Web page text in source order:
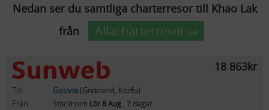
Nedan ser du samtliga charterresor till Khao Lak
från
Allacharterresor.se
18 863kr
Till: Gouvia(Grekland, Korfu)
Från:
Stockholm Lör 8 Aug , 7 dagar